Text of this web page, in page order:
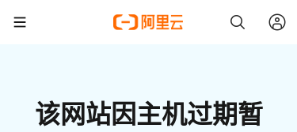
该网站因主机过期暂